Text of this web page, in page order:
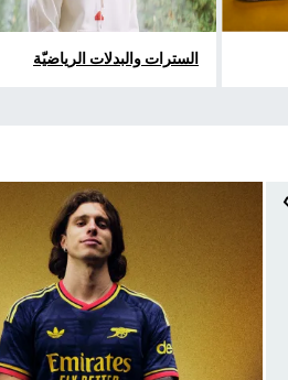
السترات والبدلات الرياضيّة